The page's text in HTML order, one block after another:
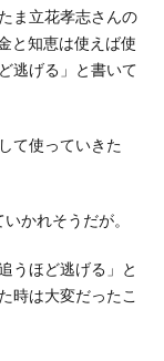
ま立花孝志さんの
と知恵は使えば使
逃げる」と書いて
て使っていきた
かれそうだが。
うほど逃げる」と
時は大変だったこ